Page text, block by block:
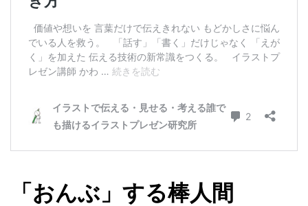
「おんぶ」する棒人間